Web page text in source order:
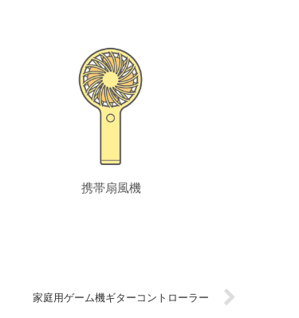
携帯扇風機
家庭用ゲーム機ギターコントローラー